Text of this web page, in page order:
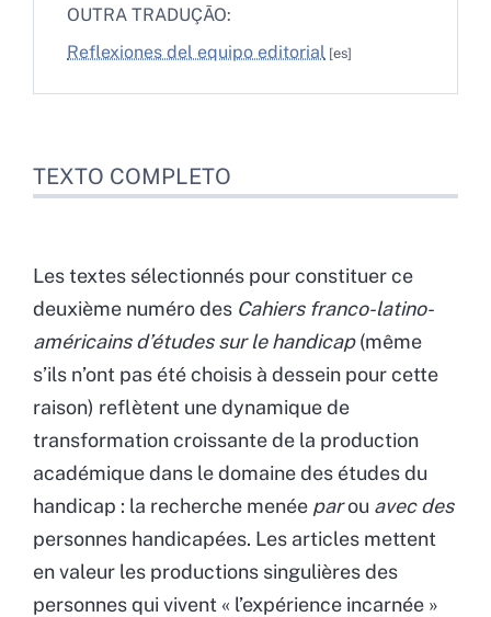
OUTRA TRADUÇÃO:
Reflexiones del equipo editorial
Bibliografia
Notas
TEXTO COMPLETO
Les textes sélectionnés pour constituer ce
deuxième numéro des Cahiers franco-latino-
américains d’études sur le handicap(même
s’ils n’ont pas été choisis à dessein pour cette
raison) reflètent une dynamique de
transformation croissante de la production
académique dans le domaine des études du
handicap : la recherche menée parou avec des
personnes handicapées. Les articles mettent
en valeur les productions singulières des
personnes qui vivent « l’expérience incarnée »